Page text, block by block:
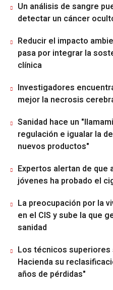
Un análisis de sangre
detectar un cáncer
Reducir el impacto
pasa por integrar la
clínica
Investigadores
mejor la necrosis
Sanidad hace un
regulación e igualar la
nuevos productos"
Expertos alertan de que
jóvenes ha probado el
La preocupación por la
en el CIS y sube la que
sanidad
Los técnicos
Hacienda su
años de pérdidas"